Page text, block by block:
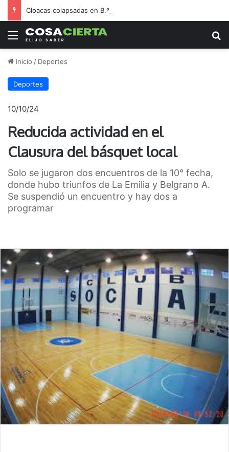
Menú
Inicio / Deportes
Deportes
10/10/24
Reducida actividad en el
Clausura del básquet local
Solo se jugaron dos encuentros de la 10° fecha,
donde hubo triunfos de La Emilia y Belgrano A.
Se suspendió un encuentro y hay dos a
programar